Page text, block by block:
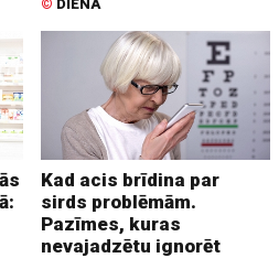
© DIENA
Kad acis brīdina par
sirds problēmām.
Pazīmes, kuras
nevajadzētu ignorēt